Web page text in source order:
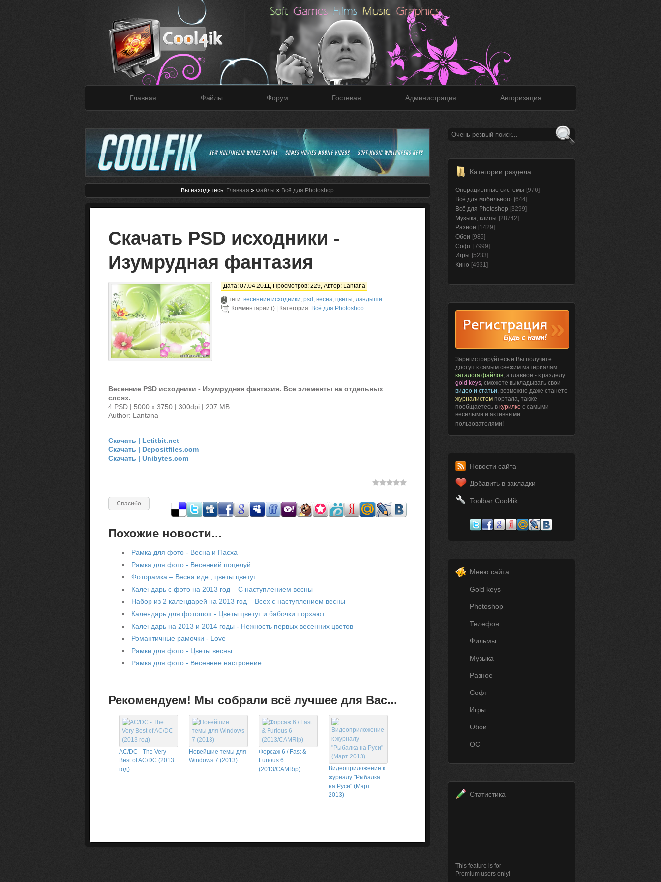
Главная Файлы Форум Гостевая Администрация Авторизация
Вы находитесь: Главная » Файлы » Всё для Photoshop
Скачать PSD исходники -
Изумрудная фантазия
Дата: 07.04.2011, Просмотров: 229, Автор: Lantana
теги: весенние исходники, psd , весна, цветы, ландыши
Комментарии () | Категория: Всё для Photoshop
Весенние PSD исходники - Изумрудная фантазия. Все элементы на отдельных
слоях.
4 PSD | 5000 x 3750 | 300dpi | 207 MB
Author: Lantana
Скачать | Letitbit.net
Скачать | Depositfiles.com
Скачать | Unibytes.com
Похожие новости...
Рамка для фото - Весна и Пасха
Рамка для фото - Весенний поцелуй
Фоторамка – Весна идет, цветы цветут
Календарь с фото на 2013 год – С наступлением весны
Набор из 2 календарей на 2013 год – Всех с наступлением весны
Календарь для фотошоп - Цветы цветут и бабочки порхают
Календарь на 2013 и 2014 годы - Нежность первых весенних цветов
Романтичные рамочки - Love
Рамки для фото - Цветы весны
Рамка для фото - Весеннее настроение
Рекомендуем! Мы собрали всё лучшее для Вас...
AC/DC - The Very
Best of AC/DC (2013
год)
Новейшие темы для
Windows 7 (2013)
Форсаж 6 / Fast &
Furious 6
(2013/CAMRip)
Видеоприложение к
журналу "Рыбалка
на Руси" (Март
2013)
Категории раздела
Операционные системы [976]
Всё для мобильного [644]
Всё для Photoshop [3299]
Музыка, клипы [28742]
Разное [1429]
Обои [985]
Софт [7999]
Игры [5233]
Кино [4931]
Зарегистрируйтесь и Вы получите
доступ к самым свежим материалам
каталога файлов, а главное - к разделу
gold keys, сможете выкладывать свои
видео и статьи, возможно даже станете
журналистом портала, также
пообщаетесь в курилке с самыми
весёлыми и активными
пользователями!
Новости сайта
Добавить в закладки
Toolbar Cool4ik
Меню сайта
Gold keys
Photoshop
Телефон
Фильмы
Музыка
Разное
Софт
Игры
Обои
ОС
Статистика
This feature is for
Premium users only!